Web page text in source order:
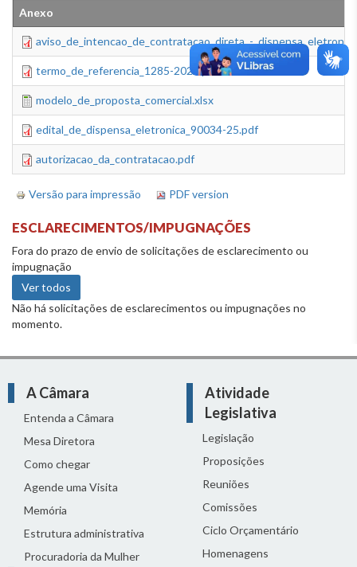
Anexo
aviso_de_intencao_de_contratacao_direta_-
termo_de_referencia_1285-2025.pdf
modelo_de_proposta_comercial.xlsx
edital_de_dispensa_eletronica_90034-25.pdf
autorizacao_da_contratacao.pdf
Versão para impressão PDF version
ESCLARECIMENTOS/IMPUGNAÇÕES
Fora do prazo de envio de solicitações de esclarecimento ou
impugnação
Ver todos
Não há solicitações de esclarecimentos ou impugnações no
momento.
A Câmara
Entenda a Câmara
Mesa Diretora
Como chegar
Agende uma Visita
Memória
Estrutura administrativa
Procuradoria da Mulher
Atividade
Legislativa
Legislação
Proposições
Reuniões
Comissões
Ciclo Orçamentário
Homenagens